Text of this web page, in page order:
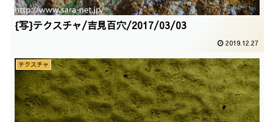
{写}テクスチャ/吉見百穴/2017/03/03
2019.12.27
テクスチャ